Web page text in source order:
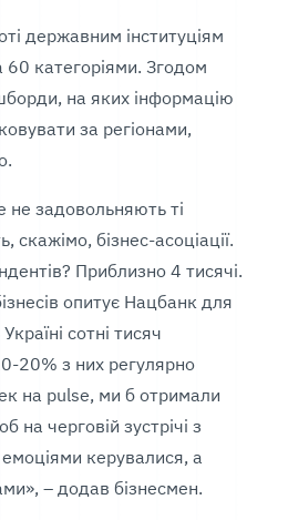
державним інституціям
категоріями. Згодом
на яких інформацію
за регіонами,
не задовольняють ті
скажімо, бізнес-асоціації.
Приблизно 4 тисячі.
опитує Нацбанк для
сотні тисяч
20% з них регулярно
на pulse, ми б отримали
на черговій зустрічі з
керувалися, а
– додав бізнесмен.